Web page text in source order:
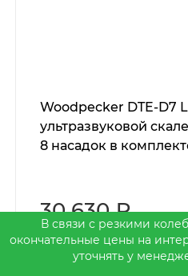
Woodpecker DTE-D7
ультразвуковой
8 насадок в
30 630 ₽
В связи с резкими
окончательные цены на
уточнять у